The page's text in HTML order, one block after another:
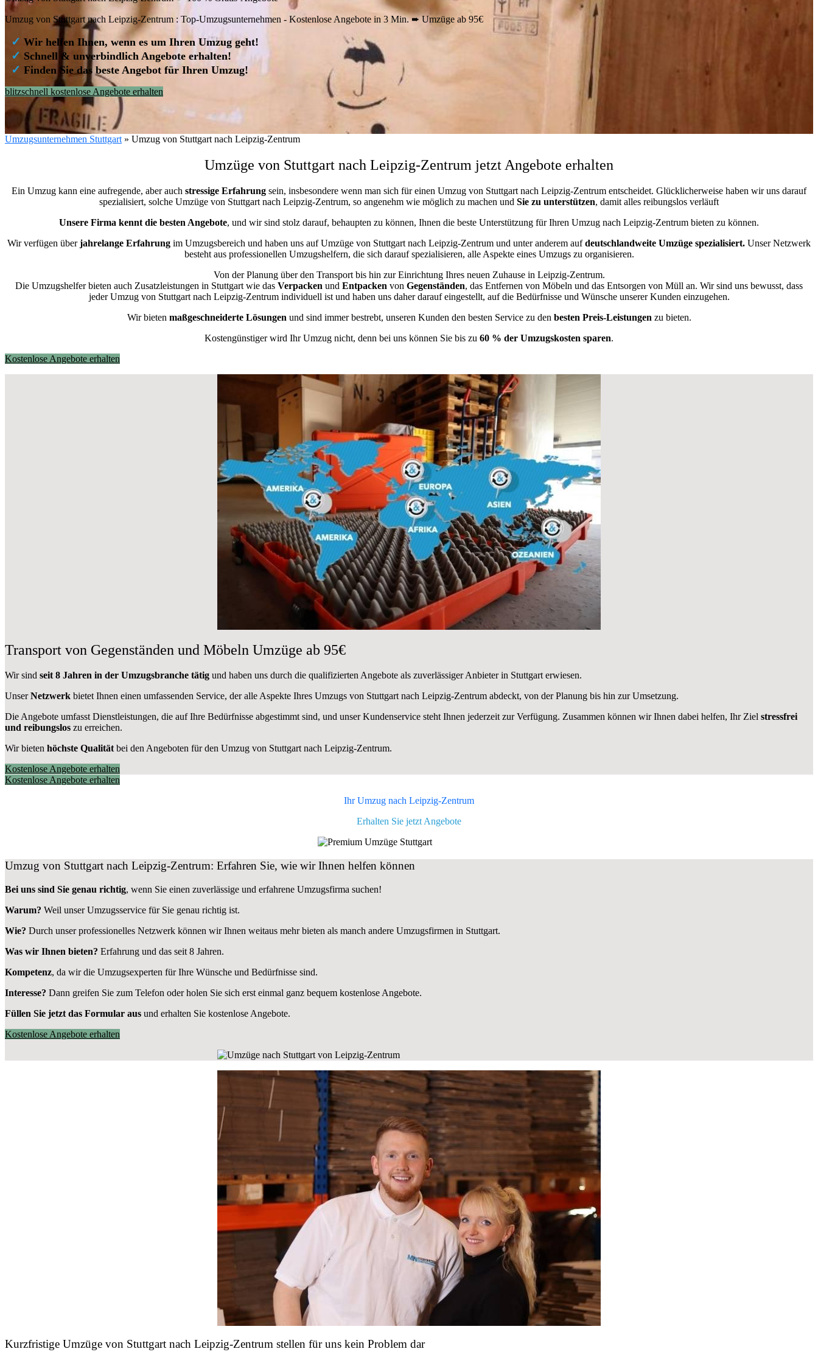
Umzug von Stuttgart nach Leipzig-Zentrum : Top-Umzugsunternehmen - Kostenlose Angebote in 3 Min. ➨ Umzüge ab 95€
✓ Wir helfen Ihnen, wenn es um Ihren Umzug geht!
✓ Schnell & unverbindlich Angebote erhalten!
✓ Finden Sie das beste Angebot für Ihren Umzug!
blitzschnell kostenlose Angebote erhalten
Umzugsunternehmen Stuttgart » Umzug von Stuttgart nach Leipzig-Zentrum
Umzüge von Stuttgart nach Leipzig-Zentrum jetzt Angebote erhalten
Ein Umzug kann eine aufregende, aber auch stressige Erfahrung sein, insbesondere wenn man sich für einen Umzug von Stuttgart nach Leipzig-Zentrum entscheidet. Glücklicherweise haben wir uns darauf
spezialisiert, solche Umzüge von Stuttgart nach Leipzig-Zentrum, so angenehm wie möglich zu machen und Sie zu unterstützen, damit alles reibungslos verläuft
Unsere Firma kennt die besten Angebote, und wir sind stolz darauf, behaupten zu können, Ihnen die beste Unterstützung für Ihren Umzug nach Leipzig-Zentrum bieten zu können.
Wir verfügen überjahrelange Erfahrung im Umzugsbereich und haben uns auf Umzüge von Stuttgart nach Leipzig-Zentrum und unter anderem aufdeutschlandweite Umzüge spezialisiert. Unser Netzwerk
besteht aus professionellen Umzugshelfern, die sich darauf spezialisieren, alle Aspekte eines Umzugs zu organisieren.
Von der Planung über den Transport bis hin zur Einrichtung Ihres neuen Zuhause in Leipzig-Zentrum.
Die Umzugshelfer bieten auch Zusatzleistungen in Stuttgart wie das Verpacken und Entpacken von Gegenständen, das Entfernen von Möbeln und das Entsorgen von Müll an. Wir sind uns bewusst, dass
jeder Umzug von Stuttgart nach Leipzig-Zentrum individuell ist und haben uns daher darauf eingestellt, auf die Bedürfnisse und Wünsche unserer Kunden einzugehen.
Wir bieten maßgeschneiderte Lösungen und sind immer bestrebt, unseren Kunden den besten Service zu den besten Preis-Leistungen zu bieten.
Kostengünstiger wird Ihr Umzug nicht, denn bei uns können Sie bis zu 60 % der Umzugskosten sparen.
Kostenlose Angebote erhalten
Transport von Gegenständen und Möbeln Umzüge ab 95€
Wir sind seit 8 Jahren in der Umzugsbranche tätig und haben uns durch die qualifizierten Angebote als zuverlässiger Anbieter in Stuttgart erwiesen.
UnserNetzwerk bietet Ihnen einen umfassenden Service, der alle Aspekte Ihres Umzugs von Stuttgart nach Leipzig-Zentrum abdeckt, von der Planung bis hin zur Umsetzung.
Die Angebote umfasst Dienstleistungen, die auf Ihre Bedürfnisse abgestimmt sind, und unser Kundenservice steht Ihnen jederzeit zur Verfügung. Zusammen können wir Ihnen dabei helfen, Ihr Ziel stressfrei
und reibungslos zu erreichen.
Wir bieten höchste Qualitätbei den Angeboten für den Umzug von Stuttgart nach Leipzig-Zentrum.
Kostenlose Angebote erhalten
Kostenlose Angebote erhalten
Ihr Umzug nach Leipzig-Zentrum
Erhalten Sie jetzt Angebote
Umzug von Stuttgart nach Leipzig-Zentrum: Erfahren Sie, wie wir Ihnen helfen können
Bei uns sind Sie genau richtig, wenn Sie einen zuverlässige und erfahrene Umzugsfirma suchen!
Warum? Weil unser Umzugsservice für Sie genau richtig ist.
Wie? Durch unser professionelles Netzwerk können wir Ihnen weitaus mehr bieten als manch andere Umzugsfirmen in Stuttgart.
Was wir Ihnen bieten? Erfahrung und das seit 8 Jahren.
Kompetenz, da wir die Umzugsexperten für Ihre Wünsche und Bedürfnisse sind.
Interesse? Dann greifen Sie zum Telefon oder holen Sie sich erst einmal ganz bequem kostenlose Angebote.
Füllen Sie jetzt das Formular aus und erhalten Sie kostenlose Angebote.
Kostenlose Angebote erhalten
Kurzfristige Umzüge von Stuttgart nach Leipzig-Zentrum stellen für uns kein Problem dar